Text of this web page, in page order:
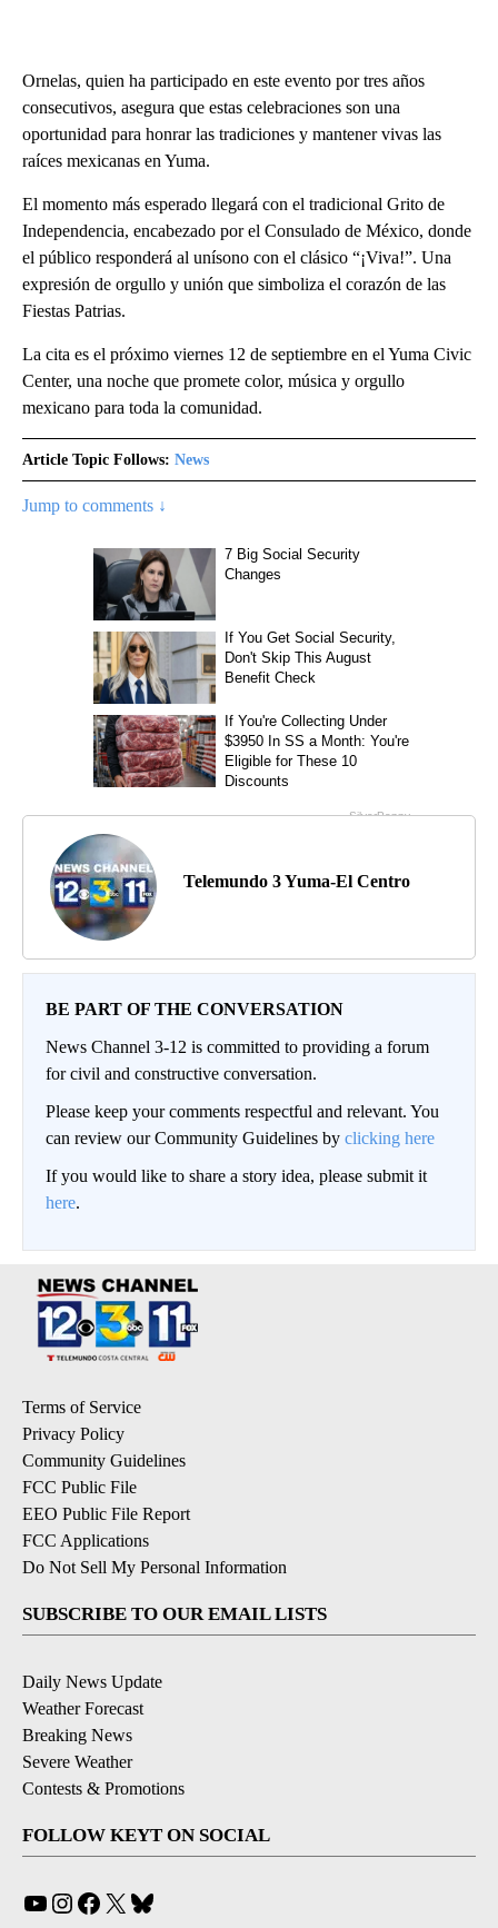
Ornelas, quien ha participado en este evento por tres años
consecutivos, asegura que estas celebraciones son una
oportunidad para honrar las tradiciones y mantener vivas las
raíces mexicanas en Yuma.
El momento más esperado llegará con el tradicional Grito de
Independencia, encabezado por el Consulado de México, donde
el público responderá al unísono con el clásico “¡Viva!”. Una
expresión de orgullo y unión que simboliza el corazón de las
Fiestas Patrias.
La cita es el próximo viernes 12 de septiembre en el Yuma Civic
Center, una noche que promete color, música y orgullo
mexicano para toda la comunidad.
Article Topic Follows: News
Jump to comments ↓
Telemundo 3 Yuma-El Centro
BE PART OF THE CONVERSATION
News Channel 3-12 is committed to providing a forum
for civil and constructive conversation.
Please keep your comments respectful and relevant. You
can review our Community Guidelines by clicking here
If you would like to share a story idea, please submit it
here.
Terms of Service
Privacy Policy
Community Guidelines
FCC Public File
EEO Public File Report
FCC Applications
Do Not Sell My Personal Information
SUBSCRIBE TO OUR EMAIL LISTS
Daily News Update
Weather Forecast
Breaking News
Severe Weather
Contests & Promotions
FOLLOW KEYT ON SOCIAL
YouTube
Instagram
Facebook
X